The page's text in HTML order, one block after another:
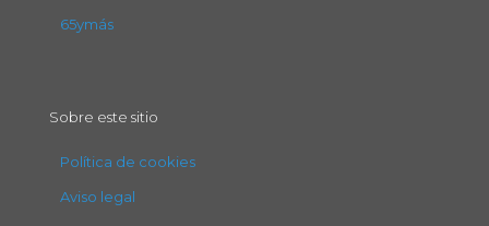
65ymás
Sobre este sitio
Política de cookies
Aviso legal